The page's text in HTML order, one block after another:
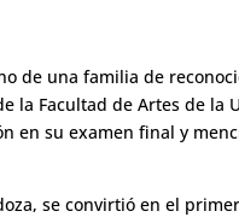
de una familia de
la Facultad de Artes de
en su examen final y
se convirtió en el